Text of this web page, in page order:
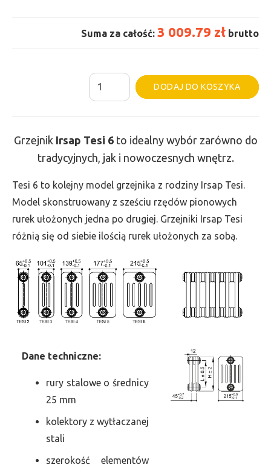
Suma za całość: 3 009.79 zł brutto
ilość
Grzejnik
-
wys.
665,
szer.
855,
2351
DODAJ DO KOSZYKA
Grzejnik Irsap Tesi 6to idealny wybór zarówno do
tradycyjnych, jak i nowoczesnych wnętrz.
Tesi 6 to kolejny model grzejnika z rodziny Irsap Tesi.
Model skonstruowany z sześciu rzędów pionowych
rurek ułożonych jedna po drugiej. Grzejniki Irsap Tesi
różnią się od siebie ilością rurek ułożonych za sobą.
Dane techniczne:
rury stalowe o średnicy
25 mm
kolektory z wytłaczanej
stali
szerokość elementów